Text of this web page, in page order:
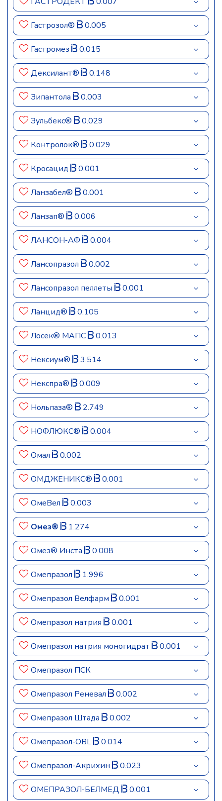
Гастрозол® 0.005
Гастромез 0.015
Дексилант® 0.148
Зипантола 0.003
Зульбекс® 0.029
Контролок® 0.029
Кросацид 0.001
Ланзабел® 0.001
Ланзап® 0.006
ЛАНСОН-АФ 0.004
Лансопразол 0.002
Лансопразол пеллеты 0.001
Ланцид® 0.105
Лосек® МАПС 0.013
Нексиум® 3.514
Некспра® 0.009
Нольпаза® 2.749
НОФЛЮКС® 0.004
Омал 0.002
ОМДЖЕНИКС® 0.001
ОмеВел 0.003
Омез® 1.274
Омез® Инста 0.008
Омепразол 1.996
Омепразол Велфарм 0.001
Омепразол натрия 0.001
Омепразол натрия моногидрат 0.001
Омепразол ПСК
Омепразол Реневал 0.002
Омепразол Штада 0.002
Омепразол-OBL 0.014
Омепразол-Акрихин 0.023
ОМЕПРАЗОЛ-БЕЛМЕД 0.001